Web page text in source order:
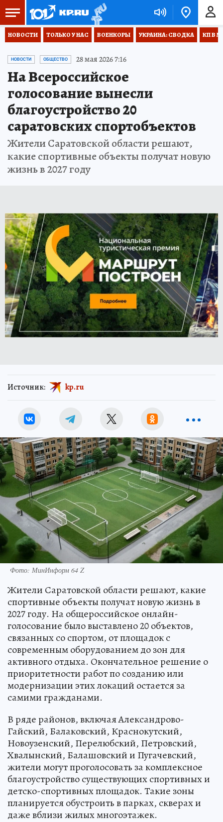
НОВОСТИ ТОЛЬКО У НАС ВОЕНКОРЫ УКРАИНА: СВОДКА КП В
НОВОСТИ ОБЩЕСТВО 28 мая 2026 7:16
На Всероссийское
голосование вынесли
благоустройство 20
саратовских спортобъектов
Жители Саратовской области решают,
какие спортивные объекты получат новую
жизнь в 2027 году
Источник: kp.ru
Фото: МинИнформ 64 Z
Жители Саратовской области решают, какие
спортивные объекты получат новую жизнь в
2027 году. На общероссийское онлайн-
голосование было выставлено 20 объектов,
связанных со спортом, от площадок с
современным оборудованием до зон для
активного отдыха. Окончательное решение о
приоритетности работ по созданию или
модернизации этих локаций остается за
самими гражданами.
В ряде районов, включая Александрово-
Гайский, Балаковский, Краснокутский,
Новоузенский, Перелюбский, Петровский,
Хвалынский, Балашовский и Пугачевский,
жители могут проголосовать за комплексное
благоустройство существующих спортивных и
детско-спортивных площадок. Такие зоны
планируется обустроить в парках, скверах и
даже вблизи жилых многоэтажек.